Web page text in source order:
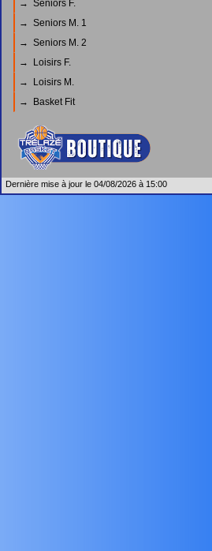
→ Seniors F.
→ Seniors M. 1
→ Seniors M. 2
→ Loisirs F.
→ Loisirs M.
→ Basket Fit
Dernière mise à jour le 04/08/2026 à 15:00